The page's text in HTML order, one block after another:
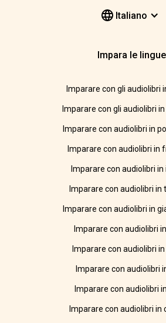
Italiano
Impara le lingue
Imparare con gli audiolibri
Imparare con gli audiolibri
Imparare con audiolibri in
Imparare con audiolibri in
Imparare con audiolibri in
Imparare con audiolibri in
Imparare con audiolibri in
Imparare con audiolibri
Imparare con audiolibri
Imparare con audiolibri
Imparare con audiolibri
Imparare con audiolibri in